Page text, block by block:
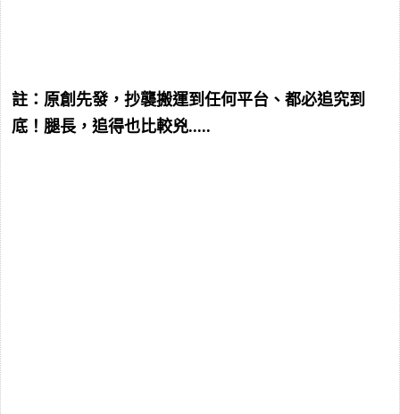
註：原創先發，抄襲搬運到任何平台、都必追究到
底！腿長，追得也比較兇.....